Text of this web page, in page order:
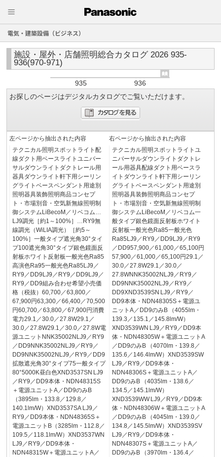
電気・建築設備（ビジネス）
施設・屋外・店舗照明総合カタログ 2026 935-
936(970-971)
935
936
お探しのページはデジタルカタログでご覧いただけます。
左ページから抽出された内容
テクニカル照明スポットライト配
線ダクト用ベースライトユニバー
サルダウンライトダクトレール用
器具ダウンライト軒下用シーリン
グライトベースペンダント用途別
照明器具装飾照明商品コンセプ
ト・市場別音・空気新無線照明制
御システムLiBecoM／リベコム…
LJ9調光［約1～100%］…RY9無
線調光（WiLIA調光）［約5～
100%］一般タイプ遮光角30°タイ
プ100遮光角30°タイプ銀色鏡面反
射板ホワイト反射板一般光色Ra85
高演色Ra95一般光色Ra85LJ9／
RY9／DD9LJ9／RY9／DD9LJ9／
RY9／DD9組み合わせ希望小売価
格（税抜）60,700／63,800／
67,900円63,300／66,400／70,500
円60,700／63,800／67,900円消費
電力29.1／30.0／27.8W29.1／
30.0／27.8W29.1／30.0／27.8W電
源ユニットNNK35002NLJ9／RY9
／DD9NNK35002NLJ9／RY9／
DD9NNK35002NLJ9／RY9／DD9
拡散遮光角30°タイプ75一般タイプ
80°5000K昼白色XND3537SN LJ9
／RY9／DD9本体・NDN48315S
＋電源ユニットA／DD9のみB
（3895lm・133.8／129.8／
140.1lm/W）XND3537SA LJ9／
RY9／DD9本体・NDN48365S＋
電源ユニットB（3285lm・112.8／
109.5／118.1lm/W）XND3537WN
LJ9／RY9／DD9本体・
NDN48315W＋電源ユニットA／
右ページから抽出された内容
テクニカル照明スポットライトユ
ニバーサルダウンライトダクトレ
ール用器具配線ダクト用ベースラ
イトダウンライト軒下用シーリン
グライトベースペンダント用途別
照明器具装飾照明商品コンセプ
ト・市場別音・空気新無線照明制
御システムLiBecoM／リベコム一
般タイプ銀色鏡面反射板ホワイト
反射板一般光色Ra85一般光色
Ra85LJ9／RY9／DD9LJ9／RY9
／DD957,900／61,000／65,100円
57,900／61,000／65,100円29.1／
30.0／27.8W29.1／30.0／
27.8WNNK35002NLJ9／RY9／
DD9NNK35002NLJ9／RY9／
DD9XND3539SN LJ9／RY9／
DD9本体・NDN48305S＋電源ユ
ニットA／DD9のみB （4055lm・
139.3／135.1／145.8lm/W）
XND3539WN LJ9／RY9／DD9本
体・NDN48305W＋電源ユニットA
／DD9のみB （4070lm・139.8／
135.6／146.4lm/W）XND3539SW
LJ9／RY9／DD9本体・
NDN48306S＋電源ユニットA／
DD9のみB （4035lm・138.6／
134.5／145.1lm/W）
XND3539WW LJ9／RY9／DD9本
体・NDN48306W＋電源ユニットA
／DD9のみB （4045lm・139.0／
134.8／145.5lm/W）XND3539SV
LJ9／RY9／DD9本体・
NDN48307S＋電源ユニットA／
DD9のみB （3970lm・136.4／